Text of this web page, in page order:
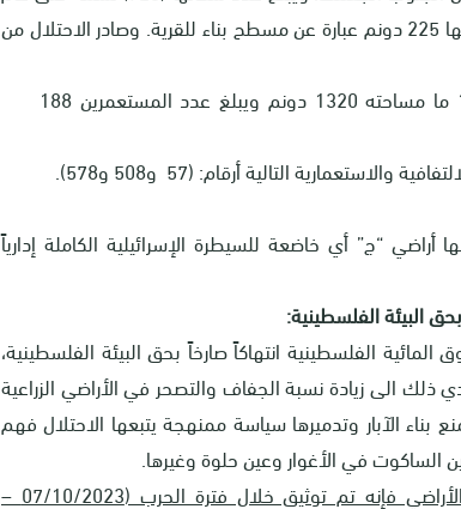
(2017)م. كما تبلغ مساحتها الإجمالية 20,082 دونم، منها 225 دونم عبارة عن مسطح بناء للقرية. وصادر الاحتلال من
نهبت مستعمرة “حمرة” التي تأسست عام 1971 ما مساحته 1320 دونم ويبلغ عدد المستعمرين 188
.
“ج” أي خاضعة للسيطرة الإسرائيلية الكاملة إدارياً
البيئة الفلسطينية:
المائية الفلسطينية انتهاكاً صارخاً بحق البيئة الفلسطينية،
ذلك الى زيادة نسبة الجفاف والتصحر في الأراضي الزراعية
بناء الآبار وتدميرها سياسة ممنهجة يتبعها الاحتلال فهم
الساكوت في الأغوار وعين حلوة وغيرها.
هذا وبحسب فريق البحث الميداني في مركز أبحاث الأراضي فإنه تم توثيق خلال فترة الحرب (07/10/2023 –